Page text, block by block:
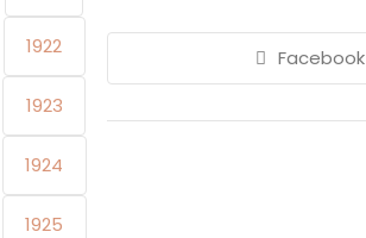
1922
1923
1924
1925
Facebook